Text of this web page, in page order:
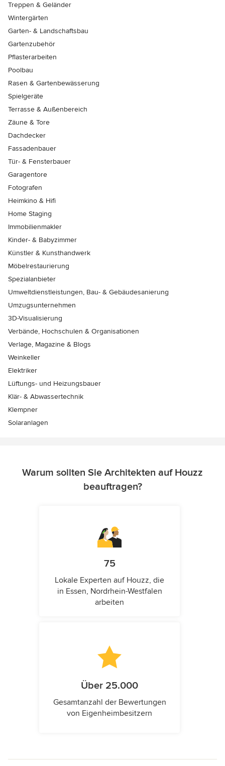
Treppen & Geländer
Wintergärten
Garten- & Landschaftsbau
Gartenzubehör
Pflasterarbeiten
Poolbau
Rasen & Gartenbewässerung
Spielgeräte
Terrasse & Außenbereich
Zäune & Tore
Dachdecker
Fassadenbauer
Tür- & Fensterbauer
Garagentore
Fotografen
Heimkino & Hifi
Home Staging
Immobilienmakler
Kinder- & Babyzimmer
Künstler & Kunsthandwerk
Möbelrestaurierung
Spezialanbieter
Umweltdienstleistungen, Bau- & Gebäudesanierung
Umzugsunternehmen
3D-Visualisierung
Verbände, Hochschulen & Organisationen
Verlage, Magazine & Blogs
Weinkeller
Elektriker
Lüftungs- und Heizungsbauer
Klär- & Abwassertechnik
Klempner
Solaranlagen
Warum sollten Sie Architekten auf Houzz
beauftragen?
75
Lokale Experten auf Houzz, die
in Essen, Nordrhein-Westfalen
arbeiten
Über 25.000
Gesamtanzahl der Bewertungen
von Eigenheimbesitzern